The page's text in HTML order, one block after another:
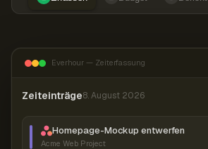
Everhour — Zeiterfassung
Zeiteinträge8. August 2026
Homepage-Mockup entwerfen
Acme Web Project